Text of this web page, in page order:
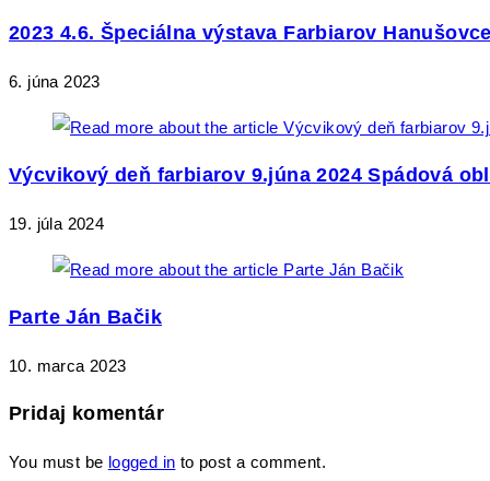
2023 4.6. Špeciálna výstava Farbiarov
6. júna 2023
Výcvikový deň farbiarov 9.júna 2024 Spádová
19. júla 2024
Parte Ján Bačik
10. marca 2023
Pridaj komentár
You must be logged in to post a comment.